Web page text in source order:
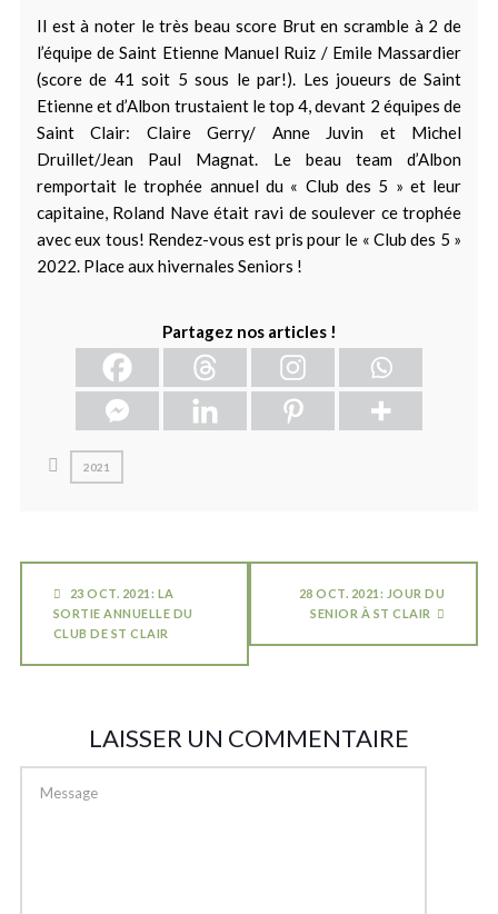
Il est à noter le très beau score Brut en scramble à 2 de
l’équipe de Saint Etienne Manuel Ruiz / Emile Massardier
(score de 41 soit 5 sous le par!). Les joueurs de Saint
Etienne et d’Albon trustaient le top 4, devant 2 équipes de
Saint Clair: Claire Gerry/ Anne Juvin et Michel
Druillet/Jean Paul Magnat. Le beau team d’Albon
remportait le trophée annuel du « Club des 5 » et leur
capitaine, Roland Nave était ravi de soulever ce trophée
avec eux tous! Rendez-vous est pris pour le « Club des 5 »
2022. Place aux hivernales Seniors !
Partagez nos articles !
2021
23 OCT. 2021: LA
SORTIE ANNUELLE DU
CLUB DE ST CLAIR
28 OCT. 2021: JOUR DU
SENIOR À ST CLAIR
LAISSER UN COMMENTAIRE